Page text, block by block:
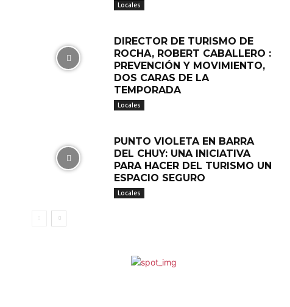
Locales
DIRECTOR DE TURISMO DE
ROCHA, ROBERT CABALLERO :
PREVENCIÓN Y MOVIMIENTO,
DOS CARAS DE LA
TEMPORADA
Locales
PUNTO VIOLETA EN BARRA
DEL CHUY: UNA INICIATIVA
PARA HACER DEL TURISMO UN
ESPACIO SEGURO
Locales